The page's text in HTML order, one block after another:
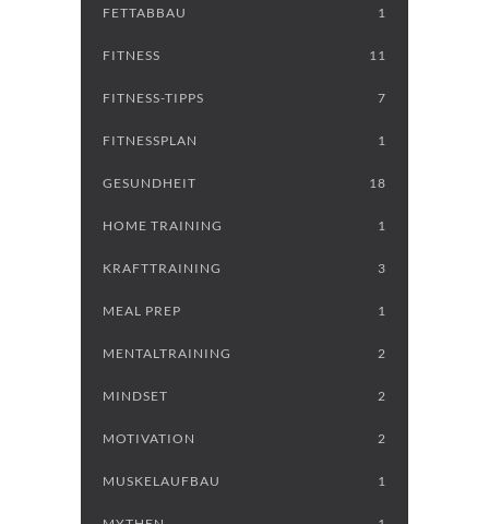
FETTABBAU 1
FITNESS 11
FITNESS-TIPPS 7
FITNESSPLAN 1
GESUNDHEIT 18
HOME TRAINING 1
KRAFTTRAINING 3
MEAL PREP 1
MENTALTRAINING 2
MINDSET 2
MOTIVATION 2
MUSKELAUFBAU 1